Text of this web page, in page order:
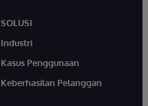
SOLUSI
Industri
Kasus Penggunaan
Keberhasilan Pelanggan